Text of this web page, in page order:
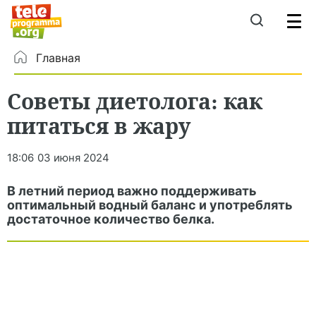
Главная
Советы диетолога: как
питаться в жару
18:06 03 июня 2024
В летний период важно поддерживать
оптимальный водный баланс и употреблять
достаточное количество белка.